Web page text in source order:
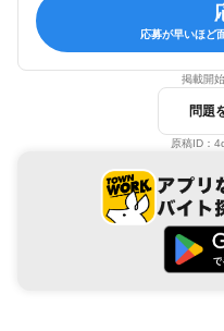
応募が早いほど
掲載開始
問題
原稿ID：